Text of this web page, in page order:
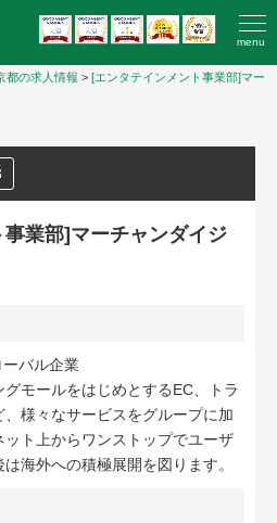
menu
都の求人情報 > [エンタテインメント事業部]マー
業部]マーチャンダイジ
バル企業
モールをはじめとするEC、トラ
様々なサービスをグループに加
ト上からワンストップでユーザ
海外への積極展開を図ります。